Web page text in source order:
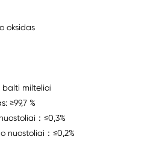
oksidas
balti milteliai
≥99,7 %
：≤0,3%
nuostoliai：≤0,2%